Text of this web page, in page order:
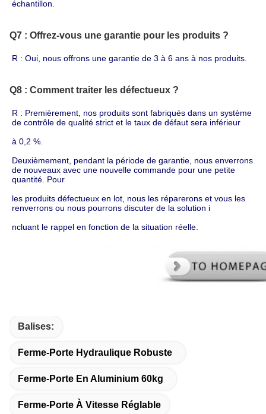
échantillon.
Q7 : Offrez-vous une garantie pour les produits ?
R : Oui, nous offrons une garantie de 3 à 6 ans à nos produits.
Q8 : Comment traiter les défectueux ?
R : Premièrement, nos produits sont fabriqués dans un système
de contrôle de qualité strict et le taux de défaut sera inférieur
à 0,2 %.
Deuxièmement, pendant la période de garantie, nous enverrons
de nouveaux avec une nouvelle commande pour une petite
quantité. Pour
les produits défectueux en lot, nous les réparerons et vous les
renverrons ou nous pourrons discuter de la solution i
ncluant le rappel en fonction de la situation réelle.
Balises:
Ferme-Porte Hydraulique Robuste
Ferme-Porte En Aluminium 60kg
Ferme-Porte À Vitesse Réglable